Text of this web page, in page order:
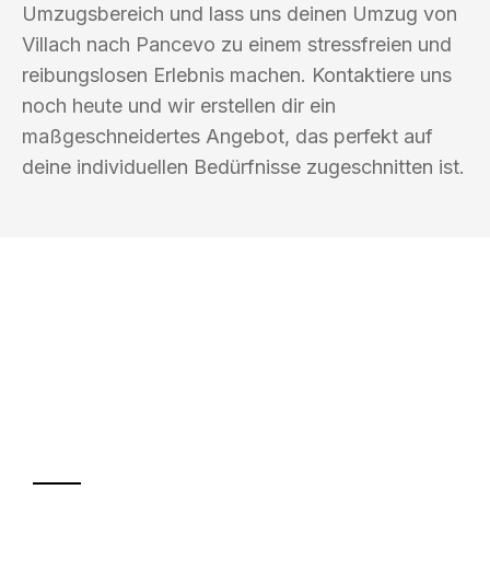
Umzugsbereich und lass uns deinen Umzug von
Villach nach Pancevo zu einem stressfreien und
reibungslosen Erlebnis machen. Kontaktiere uns
noch heute und wir erstellen dir ein
maßgeschneidertes Angebot, das perfekt auf
deine individuellen Bedürfnisse zugeschnitten ist.